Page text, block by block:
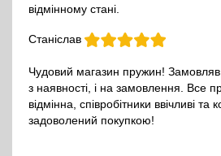
відмінному стані.
Станіслав
Чудовий магазин пружин! Замовляв
з наявності, і на замовлення. Все
відмінна, співробітники ввічливі та
задоволений покупкою!